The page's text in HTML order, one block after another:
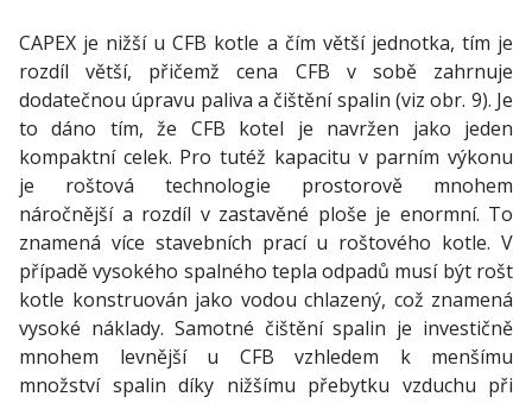
CAPEX je nižší u CFB kotle a čím větší jednotka, tím je
rozdíl větší, přičemž cena CFB v sobě zahrnuje
dodatečnou úpravu paliva a čištění spalin (viz obr. 9). Je
to dáno tím, že CFB kotel je navržen jako jeden
kompaktní celek. Pro tutéž kapacitu v parním výkonu
je roštová technologie prostorově mnohem
náročnější a rozdíl v zastavěné ploše je enormní. To
znamená více stavebních prací u roštového kotle. V
případě vysokého spalného tepla odpadů musí být rošt
kotle konstruován jako vodou chlazený, což znamená
vysoké náklady. Samotné čištění spalin je investičně
mnohem levnější u CFB vzhledem k menšímu
množství spalin díky nižšímu přebytku vzduchu při